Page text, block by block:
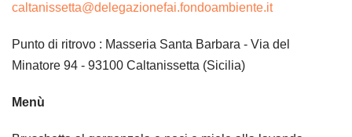
caltanissetta@delegazionefai.fondoambiente.it
Punto di ritrovo : Masseria Santa Barbara - Via del
Minatore 94 - 93100 Caltanissetta (Sicilia)
Menù